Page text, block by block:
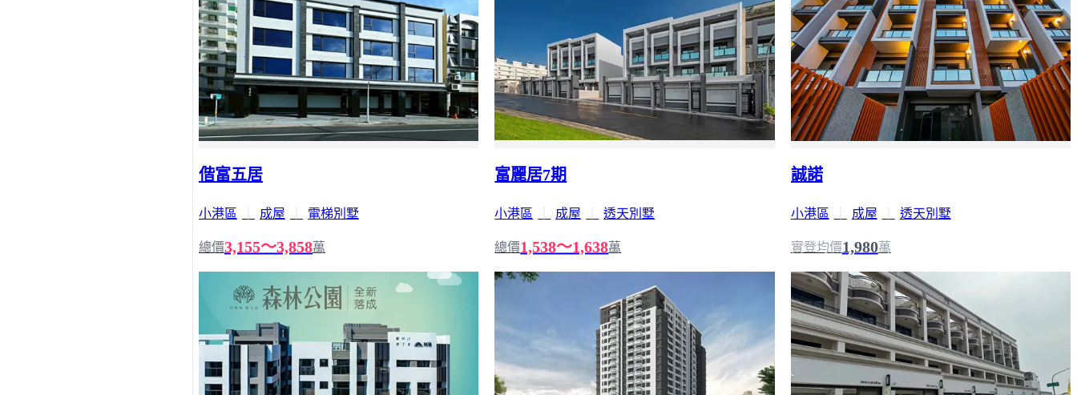
偕富五居
小港區 成屋 電梯別墅
總價3,155～3,858萬
富麗居7期
小港區 成屋 透天別墅
總價1,538～1,638萬
誠諾
小港區 成屋 透天別墅
實登均價1,980萬